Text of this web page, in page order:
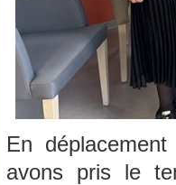
En
avons pris le